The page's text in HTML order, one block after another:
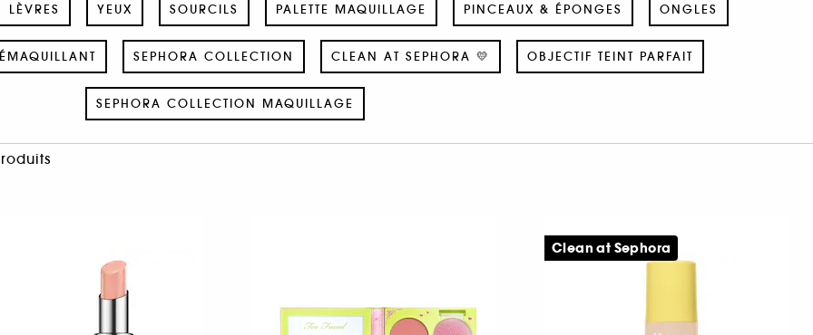
LÈVRES YEUX SOURCILS PALETTE MAQUILLAGE PINCEAUX & ÉPONGES ONGLES
SEPHORA COLLECTION CLEAN AT SEPHORA 💛 OBJECTIF TEINT PARFAIT
SEPHORA COLLECTION MAQUILLAGE
Clean at Sephora